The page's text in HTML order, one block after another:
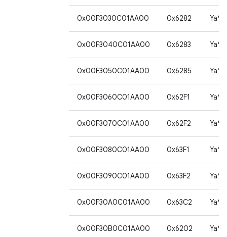
0x00F3030C01AA00 0x6282 Ya*
0x00F3040C01AA00 0x6283 Ya*
0x00F3050C01AA00 0x6285 Ya*
0x00F3060C01AA00 0x62F1 Ya*
0x00F3070C01AA00 0x62F2 Ya*
0x00F3080C01AA00 0x63F1 Ya*
0x00F3090C01AA00 0x63F2 Ya*
0x00F30A0C01AA00 0x63C2 Ya*
0x00F30B0C01AA00 0x6202 Ya*